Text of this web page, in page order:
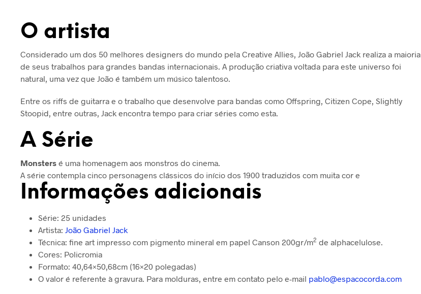
O artista
Considerado um dos 50 melhores designers do mundo pela Creative Allies, João Gabriel Jack realiza a maioria
de seus trabalhos para grandes bandas internacionais. A produção criativa voltada para este universo foi
natural, uma vez que João é também um músico talentoso.
Entre os riffs de guitarra e o trabalho que desenvolve para bandas como Offspring, Citizen Cope, Slightly
Stoopid, entre outras, Jack encontra tempo para criar séries como esta.
A Série
Monsters é uma homenagem aos monstros do cinema.
A série contempla cinco personagens clássicos do início dos 1900 traduzidos com muita cor e
Informações adicionais
Série: 25 unidades
Artista: João Gabriel Jack
Técnica: fine art impresso com pigmento mineral em papel Canson 200gr/m2 de alphacelulose.
Cores: Policromia
Formato: 40,64×50,68cm (16×20 polegadas)
O valor é referente à gravura. Para molduras, entre em contato pelo e-mail pablo@espacocorda.com